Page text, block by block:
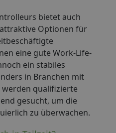
bietet auch
Optionen für
eine gute Work-Life-
ein stabiles
in Branchen mit
qualifizierte
gesucht, um die
zu überwachen.